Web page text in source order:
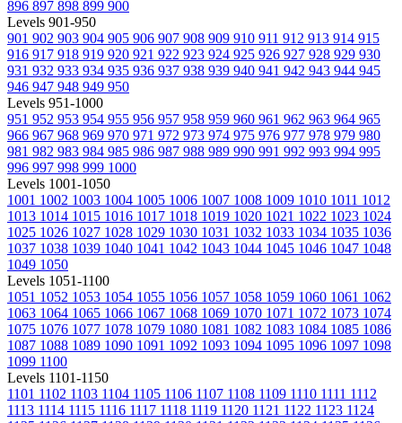
896 897 898 899 900
Levels 901-950
901 902 903 904 905 906 907 908 909 910 911 912 913 914 915
916 917 918 919 920 921 922 923 924 925 926 927 928 929 930
931 932 933 934 935 936 937 938 939 940 941 942 943 944 945
946 947 948 949 950
Levels 951-1000
951 952 953 954 955 956 957 958 959 960 961 962 963 964 965
966 967 968 969 970 971 972 973 974 975 976 977 978 979 980
981 982 983 984 985 986 987 988 989 990 991 992 993 994 995
996 997 998 999 1000
Levels 1001-1050
1001 1002 1003 1004 1005 1006 1007 1008 1009 1010 1011 1012
1013 1014 1015 1016 1017 1018 1019 1020 1021 1022 1023 1024
1025 1026 1027 1028 1029 1030 1031 1032 1033 1034 1035 1036
1037 1038 1039 1040 1041 1042 1043 1044 1045 1046 1047 1048
1049 1050
Levels 1051-1100
1051 1052 1053 1054 1055 1056 1057 1058 1059 1060 1061 1062
1063 1064 1065 1066 1067 1068 1069 1070 1071 1072 1073 1074
1075 1076 1077 1078 1079 1080 1081 1082 1083 1084 1085 1086
1087 1088 1089 1090 1091 1092 1093 1094 1095 1096 1097 1098
1099 1100
Levels 1101-1150
1101 1102 1103 1104 1105 1106 1107 1108 1109 1110 1111 1112
1113 1114 1115 1116 1117 1118 1119 1120 1121 1122 1123 1124